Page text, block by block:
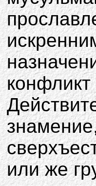
или же